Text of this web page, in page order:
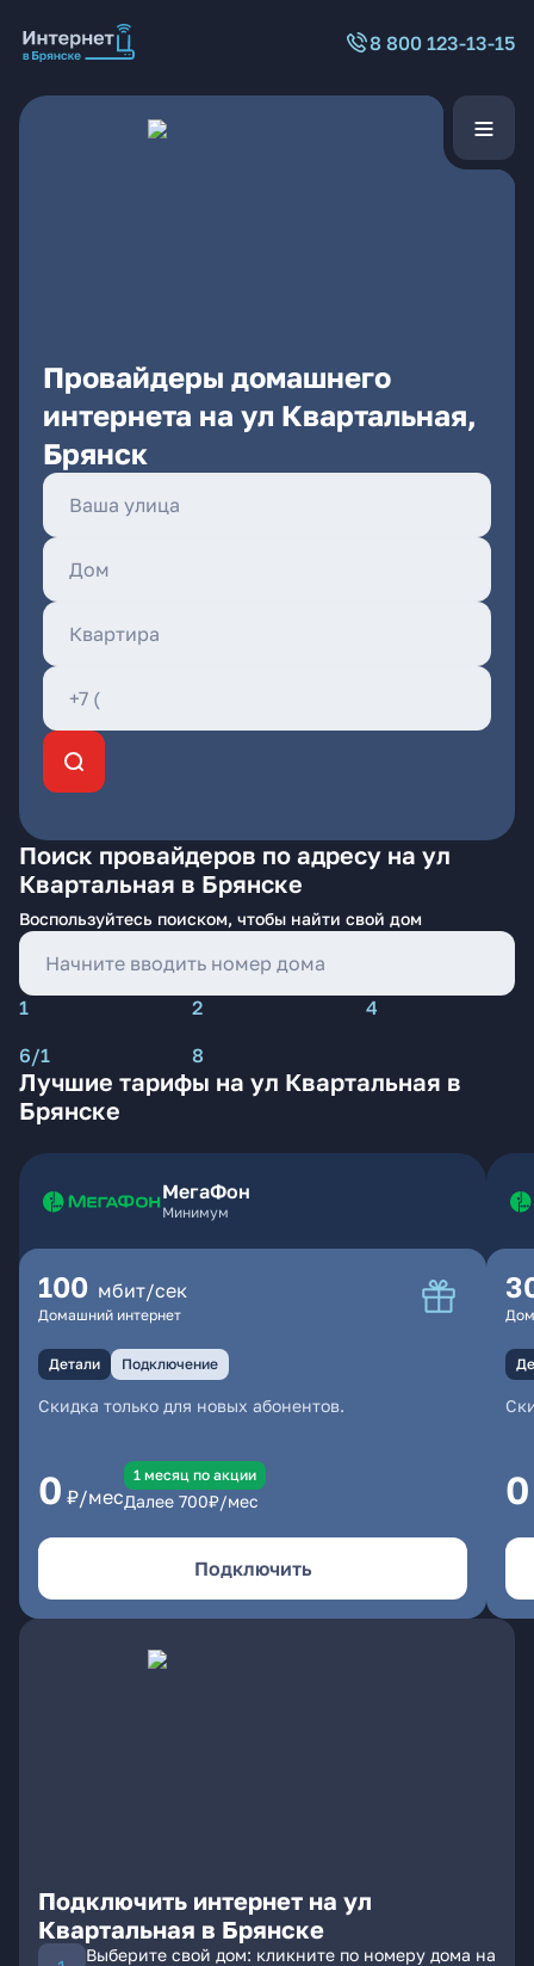
8 800 123-13-15
Провайдеры домашнего
интернета на ул Квартальная,
Брянск
Поиск провайдеров по адресу на ул
Квартальная в Брянске
Воспользуйтесь поиском, чтобы найти свой дом
1 2
4
6/1
8
Лучшие тарифы на ул Квартальная в
Брянске
МегаФон
Минимум
100 мбит/сек
Домашний интернет
Детали Подключение
Скидка только для новых абонентов.
0 ₽/мес
1 месяц по акции
Далее 700₽/мес
Подключить
0
Подключить интернет на ул
Квартальная в Брянске
Выберите свой дом: кликните по номеру дома на